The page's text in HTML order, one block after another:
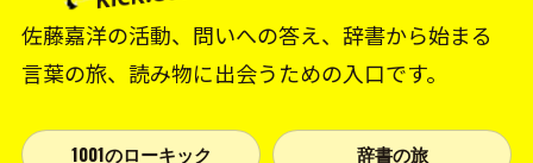
佐藤嘉洋の活動、問いへの答え、辞書から始まる
言葉の旅、読み物に出会うための入口です。
1001のローキック 辞書の旅